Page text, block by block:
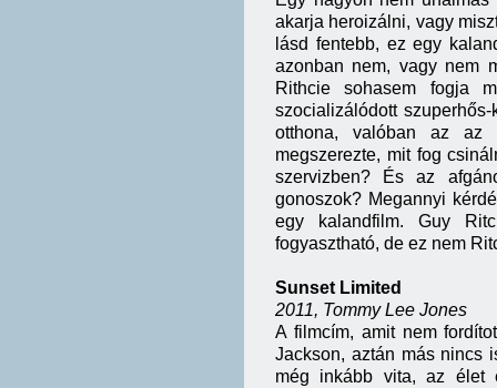
akarja heroizálni, vagy
lásd fentebb, ez egy
azonban nem, vagy nem
Rithcie sohasem fogja
szocializálódott
otthona, valóban az az
megszerezte, mit fog
szervizben? És az
gonoszok? Megannyi
egy kalandfilm. Guy
fogyasztható, de ez nem
Sunset Limited
2011, Tommy Lee Jones
A filmcím, amit nem
Jackson, aztán más nincs
még inkább vita, az élet